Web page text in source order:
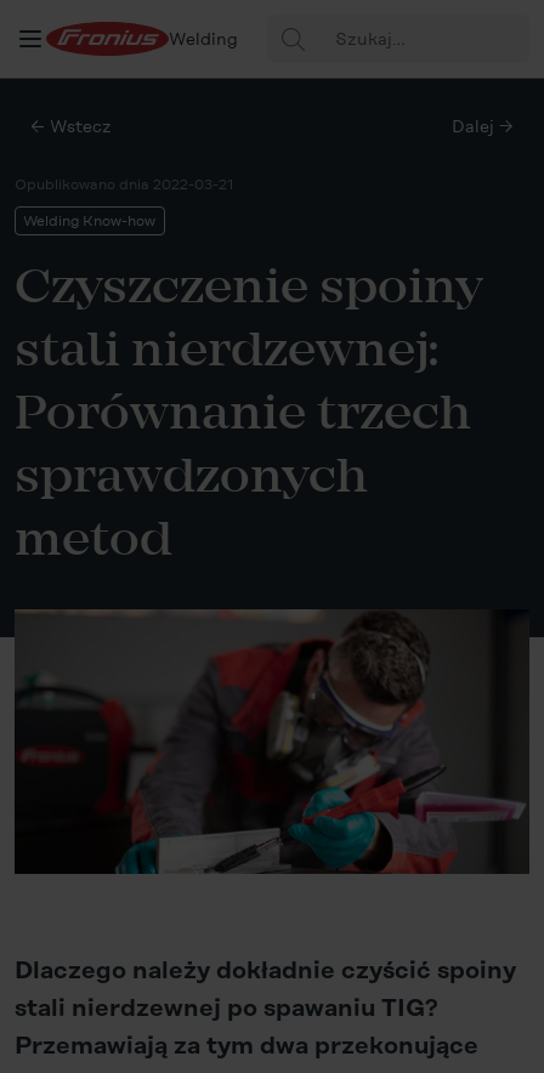
Welding Szukaj:
← Wstecz Dalej →
Opublikowano dnia 2022-03-21
Welding Know-how
Czyszczenie spoiny
stali nierdzewnej:
Porównanie trzech
sprawdzonych
metod
Dlaczego należy dokładnie czyścić spoiny
stali nierdzewnej po spawaniu TIG?
Przemawiają za tym dwa przekonujące